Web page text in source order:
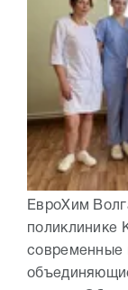
ЕвроХим
поликлинике
современные